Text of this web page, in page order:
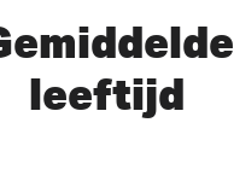
leeftijd